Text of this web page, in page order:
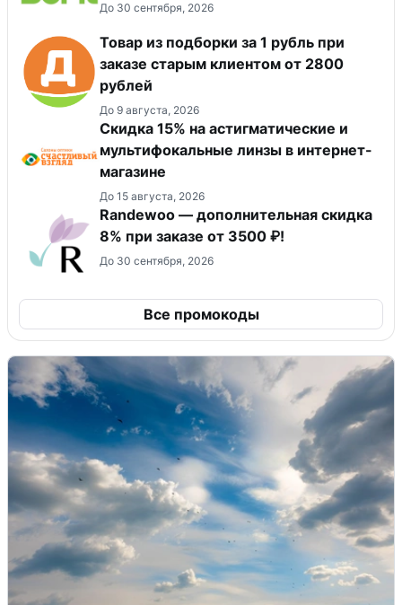
До 30 сентября, 2026
Товар из подборки за 1 рубль при
заказе старым клиентом от 2800
рублей
До 9 августа, 2026
Скидка 15% на астигматические и
мультифокальные линзы в интернет-
магазине
До 15 августа, 2026
Randewoo — дополнительная скидка
8% при заказе от 3500 ₽!
До 30 сентября, 2026
Все промокоды